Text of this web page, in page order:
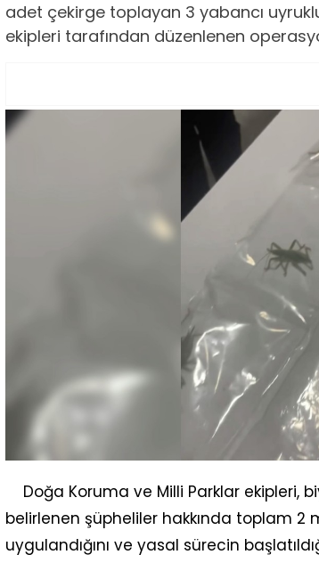
adet çekirge toplayan 3 yabancı
ekipleri tarafından düzenlenen
Doğa Koruma ve Milli Parklar ekipleri,
belirlenen şüpheliler hakkında toplam 2
uygulandığını ve yasal sürecin